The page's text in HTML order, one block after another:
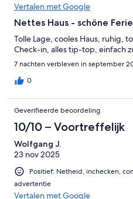
Vertalen met Google
Nettes Haus - schöne
Tolle Lage, cooles Haus, ruhig,
Check-in, alles tip-top, einfach
7 nachten verbleven in september
0
Geverifieerde beoordeling
10/10 – Voortreffelijk
Wolfgang J.
23 nov 2025
Positief: Netheid, inchecken,
advertentie
Vertalen met Google